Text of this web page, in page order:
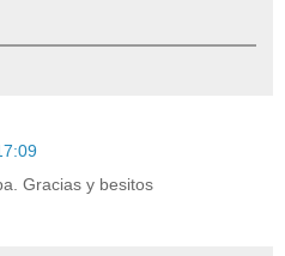
Gracias y besitos